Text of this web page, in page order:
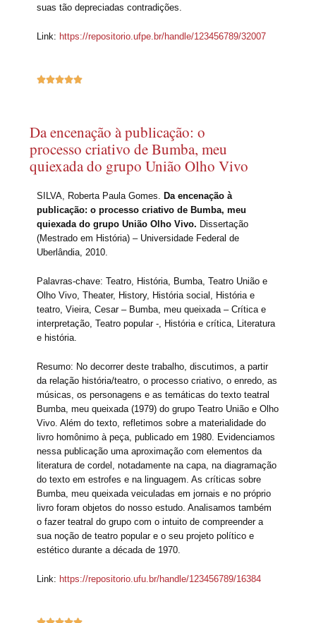
suas tão depreciadas contradições.
Link: https://repositorio.ufpe.br/handle/123456789/32007

Da encenação à publicação: o
processo criativo de Bumba, meu
quiexada do grupo União Olho Vivo
SILVA, Roberta Paula Gomes.Da encenação à
publicação: o processo criativo de Bumba, meu
quiexada do grupo União Olho Vivo. Dissertação
(Mestrado em História) – Universidade Federal de
Uberlândia, 2010.
Palavras-chave: Teatro, História, Bumba, Teatro União e
Olho Vivo, Theater, History, História social, História e
teatro, Vieira, Cesar – Bumba, meu queixada – Crítica e
interpretação, Teatro popular -, História e crítica, Literatura
e história.
Resumo: No decorrer deste trabalho, discutimos, a partir
da relação história/teatro, o processo criativo, o enredo, as
músicas, os personagens e as temáticas do texto teatral
Bumba, meu queixada (1979) do grupo Teatro União e Olho
Vivo. Além do texto, refletimos sobre a materialidade do
livro homônimo à peça, publicado em 1980. Evidenciamos
nessa publicação uma aproximação com elementos da
literatura de cordel, notadamente na capa, na diagramação
do texto em estrofes e na linguagem. As críticas sobre
Bumba, meu queixada veiculadas em jornais e no próprio
livro foram objetos do nosso estudo. Analisamos também
o fazer teatral do grupo com o intuito de compreender a
sua noção de teatro popular e o seu projeto político e
estético durante a década de 1970.
Link: https://repositorio.ufu.br/handle/123456789/16384